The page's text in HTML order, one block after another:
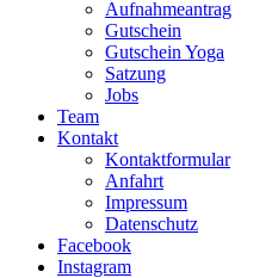
Aufnahmeantrag
Gutschein
Gutschein Yoga
Satzung
Jobs
Team
Kontakt
Kontaktformular
Anfahrt
Impressum
Datenschutz
Facebook
Instagram